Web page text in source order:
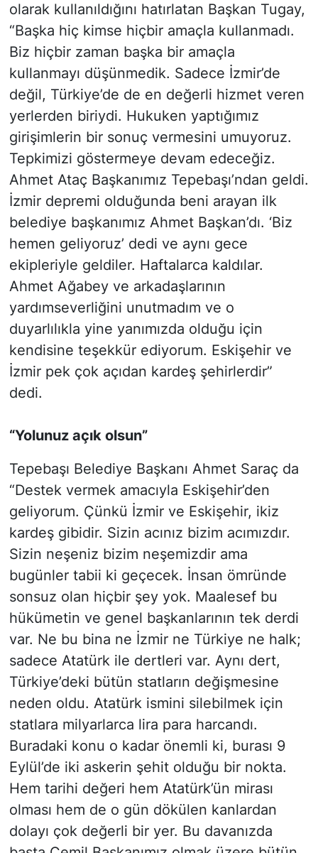
olarak kullanıldığını hatırlatan Başkan Tugay,
“Başka hiç kimse hiçbir amaçla kullanmadı.
Biz hiçbir zaman başka bir amaçla
kullanmayı düşünmedik. Sadece İzmir’de
değil, Türkiye’de de en değerli hizmet veren
yerlerden biriydi. Hukuken yaptığımız
girişimlerin bir sonuç vermesini umuyoruz.
Tepkimizi göstermeye devam edeceğiz.
Ahmet Ataç Başkanımız Tepebaşı’ndan geldi.
İzmir depremi olduğunda beni arayan ilk
belediye başkanımız Ahmet Başkan’dı. ‘Biz
hemen geliyoruz’ dedi ve aynı gece
ekipleriyle geldiler. Haftalarca kaldılar.
Ahmet Ağabey ve arkadaşlarının
yardımseverliğini unutmadım ve o
duyarlılıkla yine yanımızda olduğu için
kendisine teşekkür ediyorum. Eskişehir ve
İzmir pek çok açıdan kardeş şehirlerdir”
dedi.
“Yolunuz açık olsun”
Tepebaşı Belediye Başkanı Ahmet Saraç da
“Destek vermek amacıyla Eskişehir’den
geliyorum. Çünkü İzmir ve Eskişehir, ikiz
kardeş gibidir. Sizin acınız bizim acımızdır.
Sizin neşeniz bizim neşemizdir ama
bugünler tabii ki geçecek. İnsan ömründe
sonsuz olan hiçbir şey yok. Maalesef bu
hükümetin ve genel başkanlarının tek derdi
var. Ne bu bina ne İzmir ne Türkiye ne halk;
sadece Atatürk ile dertleri var. Aynı dert,
Türkiye’deki bütün statların değişmesine
neden oldu. Atatürk ismini silebilmek için
statlara milyarlarca lira para harcandı.
Buradaki konu o kadar önemli ki, burası 9
Eylül’de iki askerin şehit olduğu bir nokta.
Hem tarihi değeri hem Atatürk’ün mirası
olması hem de o gün dökülen kanlardan
dolayı çok değerli bir yer. Bu davanızda